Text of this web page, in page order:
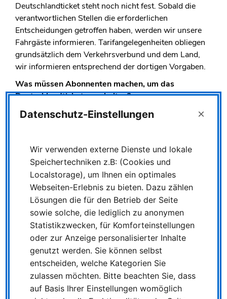
Deutschlandticket steht noch nicht fest. Sobald die
verantwortlichen Stellen die erforderlichen
Entscheidungen getroffen haben, werden wir unsere
Fahrgäste informieren. Tarifangelegenheiten obliegen
grundsätzlich dem Verkehrsverbund und dem Land,
wir informieren entsprechend der dortigen Vorgaben.
Was müssen Abonnenten machen, um das
Deutschlandticket zu erhalten?
Zunächst einmal gar nichts. Abonnentinnen und
Übergang zum sogenannten Deutschlandticket sorgen
wir, sobald es startet. Es besteht also keine Eile,
Abonnentinnen und Abonnenten müssen jetzt noch
nicht aktiv werden. Es geht niemandem etwas
verloren.
Können auch Schülertickets in ein Deutschlandticket
umgewandelt werden?
Auch das ist noch offen. Tariffragen liegen in der
Verantwortung der Verkehrsverbünde und des Landes.
Was kostet das Deutschlandticket?
Das Deutschlandticket wird monatlich 49 Euro kosten
Datenschutz-Einstellungen ×
Wir verwenden externe Dienste und lokale
Speichertechniken z.B: (Cookies und
Localstorage), um Ihnen ein optimales
Webseiten-Erlebnis zu bieten. Dazu zählen
Lösungen die für den Betrieb der Seite
sowie solche, die lediglich zu anonymen
Statistikzwecken, für Komforteinstellungen
oder zur Anzeige personalisierter Inhalte
genutzt werden. Sie können selbst
entscheiden, welche Kategorien Sie
zulassen möchten. Bitte beachten Sie, dass
auf Basis Ihrer Einstellungen womöglich